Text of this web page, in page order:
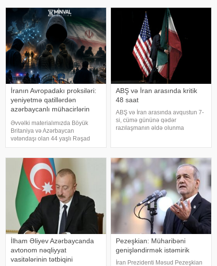
Türkiyə–Azərbaycan Dostluq,
Əməkdaşlıq və Həmrəylik
Vəqfinin (TADİV) və
Mədəniyyətləraras
köməkçisi – Prezident
Administrasiyasının Xarici siyasət
məsələləri şöbəsini
İranın Avropadakı proksiləri:
yeniyetmə qatillərdən
azərbaycanlı mühacirlərin
Əvvəlki materialımızda Böyük
Britaniya və Azərbaycan
vətəndaşı olan 44 yaşlı Rəşad
Sultanovun işi barədə ətraflı
Britaniyanın Akrotiri hərbi
bazasına qanunsuz daxil
olmaqda və İran İslam İnqilab
ABŞ və İran arasında kritik
48 saat
ABŞ və İran arasında avqustun 7-
si, cümə gününə qədər
razılaşmanın əldə olunma
Mənbənin bildirdiyinə görə,
ehtimal olunan müvəqqət
İlham Əliyev Azərbaycanda
avtonom nəqliyyat
vasitələrinin tətbiqini
Pezeşkian: Müharibəni
genişləndirmək istəmirik
İran Prezidenti Məsud Pezeşkian